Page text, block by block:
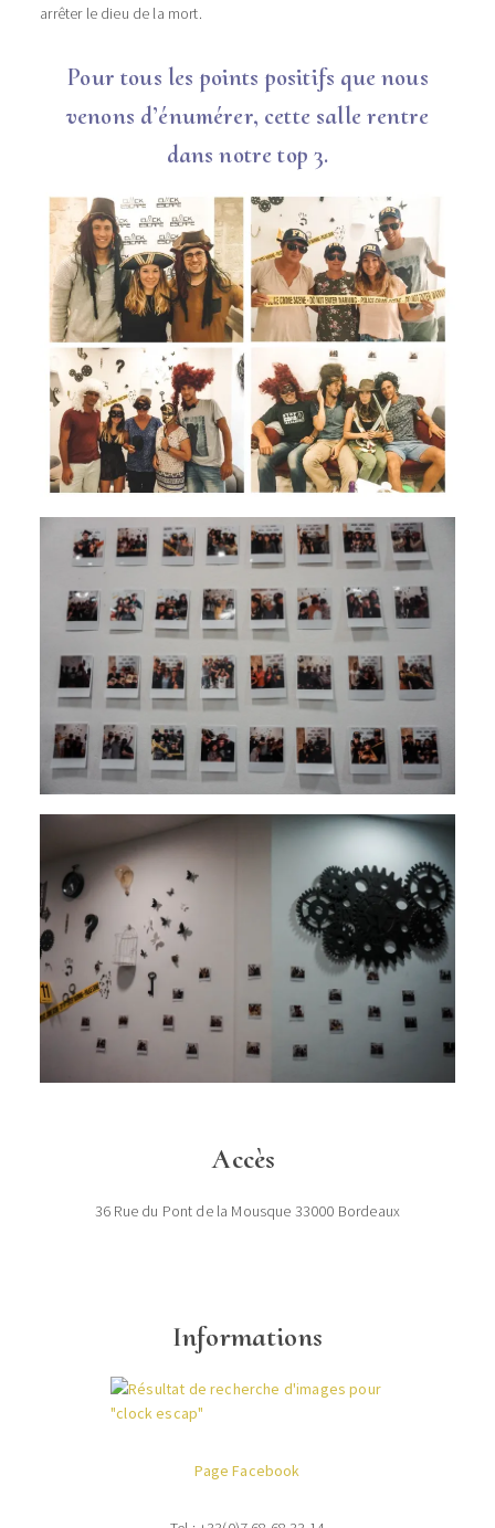
arrêter le dieu de la mort.
Pour tous les points positifs que nous
venons d’énumérer, cette salle rentre
dans notre top 3.
Accès
36 Rue du Pont de la Mousque 33000 Bordeaux
Informations
Page Facebook